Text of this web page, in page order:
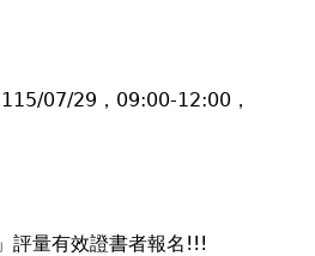
07/29，09:00-12:00，
評量有效證書者報名!!!